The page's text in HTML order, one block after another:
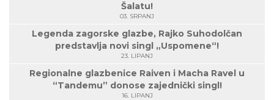
Šalatu!
03. SRPANJ
Legenda zagorske glazbe, Rajko Suhodolčan
predstavlja novi singl „Uspomene“!
23. LIPANJ
Regionalne glazbenice Raiven i Macha Ravel u
“Tandemu” donose zajednički singl!
16. LIPANJ